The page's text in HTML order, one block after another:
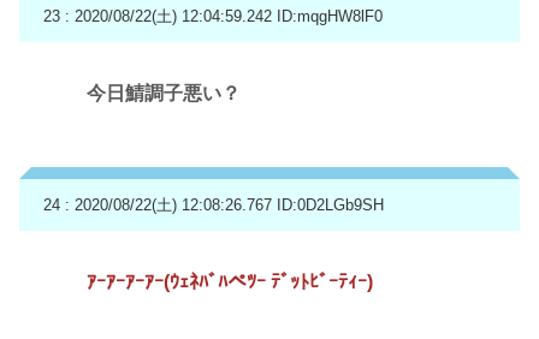
23 : 2020/08/22(土) 12:04:59.242 ID:mqgHW8lF0
今日鯖調子悪い？
24 : 2020/08/22(土) 12:08:26.767 ID:0D2LGb9SH
ｱｰｱｰｱｰｱｰ(ｳｪﾈﾊﾞﾊぺﾂｰ ﾃﾞｯﾄﾋﾞｰﾃｨｰ)